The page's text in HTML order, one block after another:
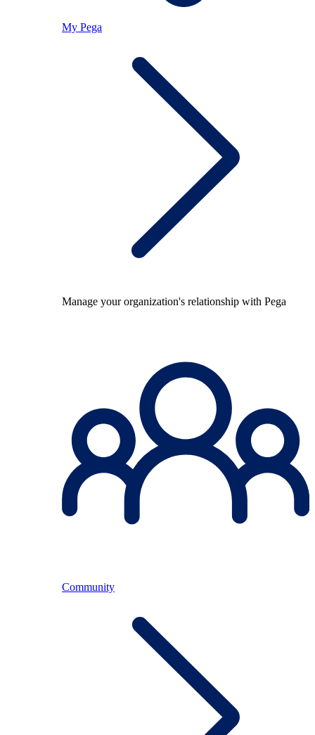
My Pega
Manage your organization's relationship with Pega
Community